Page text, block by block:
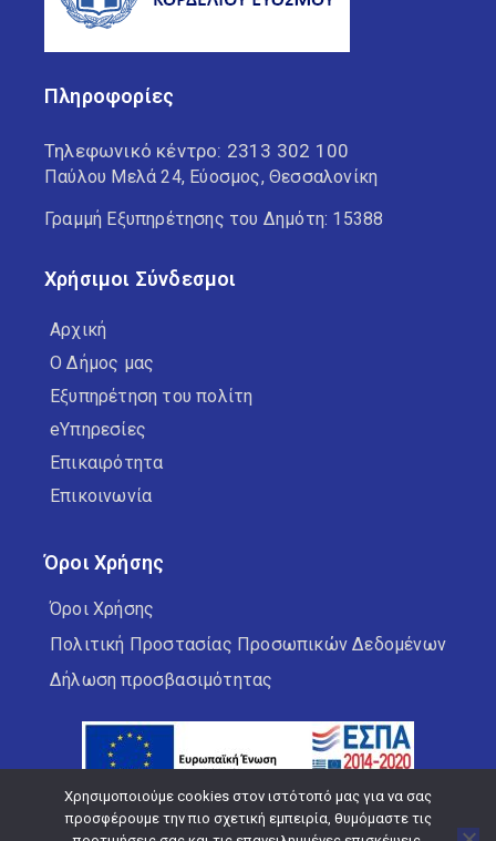
Πληροφορίες
Τηλεφωνικό κέντρο: 2313 302 100
Παύλου Μελά 24, Εύοσμος, Θεσσαλονίκη
Γραμμή Εξυπηρέτησης του Δημότη: 15388
Χρήσιμοι Σύνδεσμοι
Αρχική
Ο Δήμος μας
Εξυπηρέτηση του πολίτη
eΥπηρεσίες
Επικαιρότητα
Επικοινωνία
Όροι Χρήσης
Όροι Χρήσης
Πολιτική Προστασίας Προσωπικών Δεδομένων
Δήλωση προσβασιμότητας
Χρησιμοποιούμε cookies στον ιστότοπό μας για να σας
προσφέρουμε την πιο σχετική εμπειρία, θυμόμαστε τις